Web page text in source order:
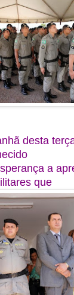
desta
a
que